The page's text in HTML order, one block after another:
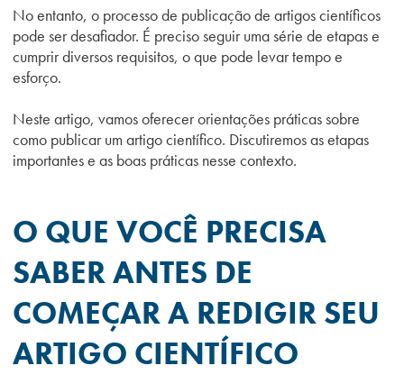
No entanto, o processo de publicação de artigos científicos
pode ser desafiador. É preciso seguir uma série de etapas e
cumprir diversos requisitos, o que pode levar tempo e
esforço.
Neste artigo, vamos oferecer orientações práticas sobre
como publicar um artigo científico. Discutiremos as etapas
importantes e as boas práticas nesse contexto.
O QUE VOCÊ PRECISA
SABER ANTES DE
COMEÇAR A REDIGIR SEU
ARTIGO CIENTÍFICO